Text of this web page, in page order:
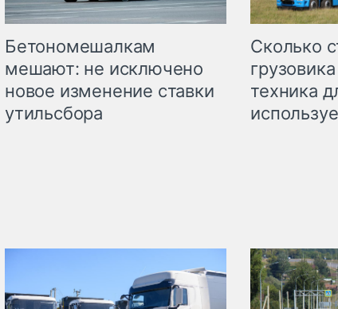
Бетономешалкам
мешают: не исключено
новое изменение ставки
утильсбора
Сколько
техника